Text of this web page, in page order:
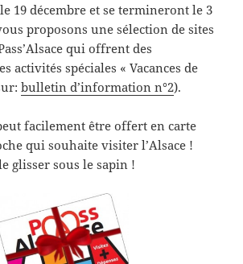
19 décembre et se termineront le 3
proposons une sélection de sites
qui offrent des
activités spéciales « Vacances de
bulletin d’information n°2).
facilement être offert en carte
qui souhaite visiter l’Alsace !
glisser sous le sapin !